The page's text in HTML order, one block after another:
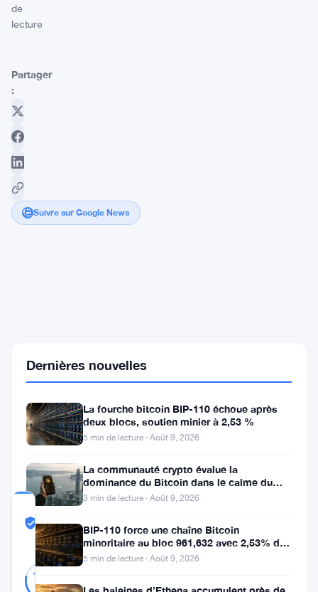
de
lecture
Partager
:
Suivre sur Google News
dans
$HYPE
trois
COMMUNITY
TRUST
SCORE
78
Probablement37
Dernières nouvelles
La fourche bitcoin BIP-110 échoue après
deux blocs, soutien minier à 2,53 %
5 min de lecture · Août 9, 2026
La communauté crypto évalue la
dominance du Bitcoin dans le calme du
week-end
3 min de lecture · Août 9, 2026
BIP-110 force une chaîne Bitcoin
minoritaire au bloc 961,632 avec 2,53% de
soutien des mineurs
5 min de lecture · Août 9, 2026